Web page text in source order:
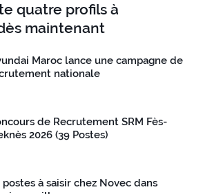
quatre profils à
maintenant
Maroc lance une campagne de
nationale
de Recrutement SRM Fès-
2026 (39 Postes)
postes à saisir chez Novec dans